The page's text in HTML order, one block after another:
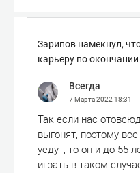
Зарипов намекнул,
карьеру по окончании
Всегда
7 Марта 2022 18:31
Так если нас
выгонят, поэтому
уедут, то он и до 55
играть в таком